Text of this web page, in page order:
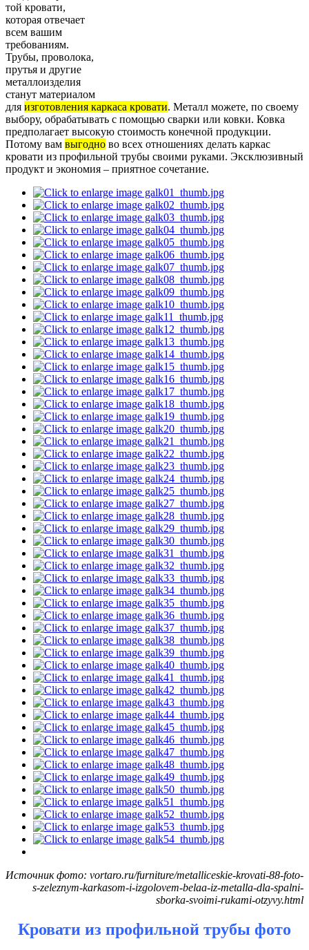
той кровати,
которая отвечает
всем вашим
требованиям.
Трубы, проволока,
прутья и другие
металлоизделия
станут материалом
для изготовления каркаса кровати. Металл можете, по своему
выбору, обрабатывать с помощью сварки или ковки. Ковка
предполагает высокую стоимость конечной продукции.
Потому вам выгодно во всех отношениях делать каркас
кровати из профильной трубы своими руками. Эксклюзивный
продукт и экономия – приятное сочетание.
Источник фото: vortaro.ru/furniture/metalliceskie-krovati-88-foto-
s-zeleznym-karkasom-i-izgolovem-belaa-iz-metalla-dla-spalni-
sborka-svoimi-rukami-otzyvy.html
Кровати из профильной трубы фото